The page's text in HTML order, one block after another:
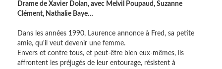
Drame de Xavier Dolan, avec Melvil Poupaud, Suzanne
Clément, Nathalie Baye…
Dans les années 1990, Laurence annonce à Fred, sa petite
amie, qu'il veut devenir une femme.
Envers et contre tous, et peut-être bien eux-mêmes, ils
affrontent les préjugés de leur entourage, résistent à